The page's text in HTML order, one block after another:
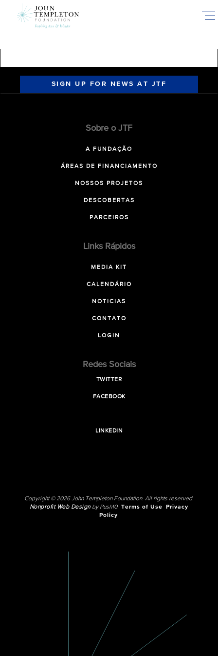
SIGN UP FOR NEWS AT JTF
Sobre o JTF
A FUNDAÇÃO
ÁREAS DE FINANCIAMENTO
NOSSOS PROJETOS
DESCOBERTAS
PARCEIROS
Links Rápidos
MEDIA KIT
CALENDÁRIO
NOTICIAS
CONTATO
LOGIN
Redes Sociais
TWITTER
FACEBOOK
LINKEDIN
Copyright © 2026 John Templeton Foundation. All rights reserved.
Nonprofit Web Designby Push10. Terms of Use
Privacy
Policy